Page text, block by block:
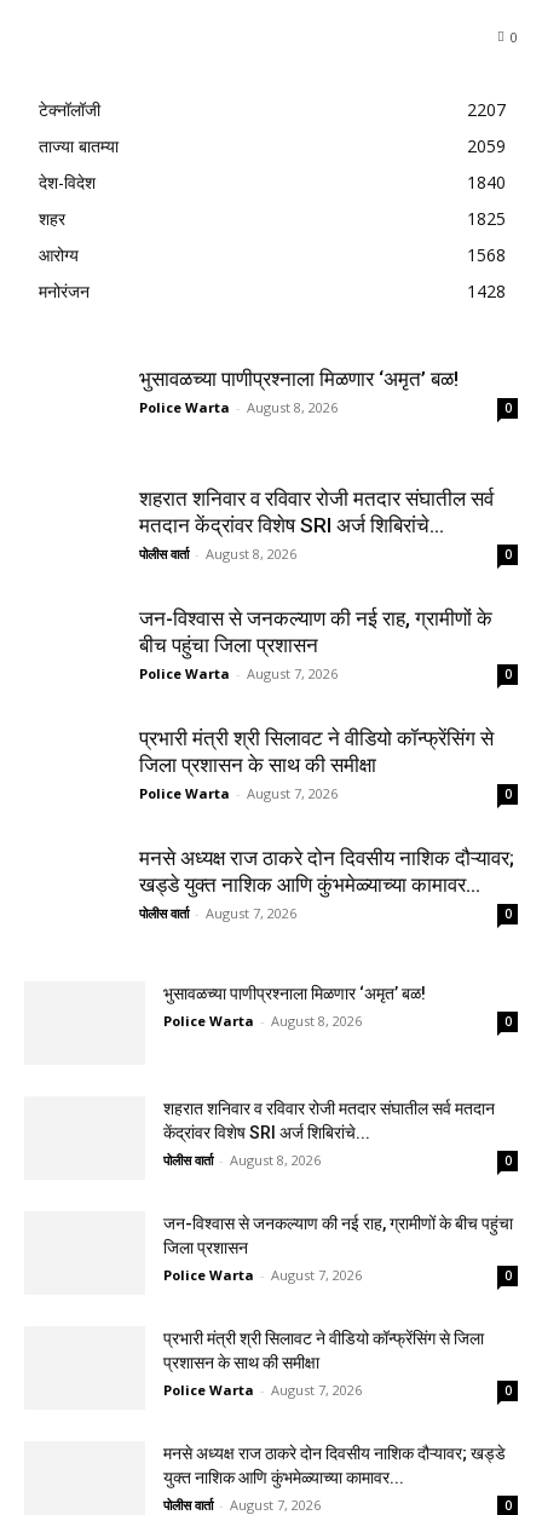
0
टेक्नॉलॉजी
2207
ताज्या बातम्या
2059
देश-विदेश
1840
शहर
1825
आरोग्य
1568
मनोरंजन
1428
भुसावळच्या पाणीप्रश्नाला मिळणार ‘अमृत’ बळ!
Police Warta - August 8, 2026 0
शहरात शनिवार व रविवार रोजी मतदार संघातील सर्व
मतदान केंद्रांवर विशेष SRI अर्ज शिबिरांचे...
पोलीस वार्ता - August 8, 2026 0
जन-विश्वास से जनकल्याण की नई राह, ग्रामीणों के
बीच पहुंचा जिला प्रशासन
Police Warta - August 7, 2026 0
प्रभारी मंत्री श्री सिलावट ने वीडियो कॉन्फ्रेंसिंग से
जिला प्रशासन के साथ की समीक्षा
Police Warta - August 7, 2026 0
मनसे अध्यक्ष राज ठाकरे दोन दिवसीय नाशिक दौऱ्यावर;
खड्डे युक्त नाशिक आणि कुंभमेळ्याच्या कामावर...
पोलीस वार्ता - August 7, 2026 0
भुसावळच्या पाणीप्रश्नाला मिळणार ‘अमृत’ बळ!
Police Warta - August 8, 2026 0
शहरात शनिवार व रविवार रोजी मतदार संघातील सर्व मतदान
केंद्रांवर विशेष SRI अर्ज शिबिरांचे...
पोलीस वार्ता - August 8, 2026 0
जन-विश्वास से जनकल्याण की नई राह, ग्रामीणों के बीच पहुंचा
जिला प्रशासन
Police Warta - August 7, 2026 0
प्रभारी मंत्री श्री सिलावट ने वीडियो कॉन्फ्रेंसिंग से जिला
प्रशासन के साथ की समीक्षा
Police Warta - August 7, 2026 0
मनसे अध्यक्ष राज ठाकरे दोन दिवसीय नाशिक दौऱ्यावर; खड्डे
युक्त नाशिक आणि कुंभमेळ्याच्या कामावर...
पोलीस वार्ता - August 7, 2026 0